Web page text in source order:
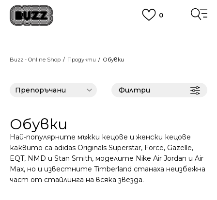
0
Вземи поръчката си от наш магазин
Buzz - Online Shop Продукти Обувки
Филтри
Обувки
Най-популярните мъжки кецове и женски кецове
каквито са adidas Originals Superstar, Force, Gazelle,
EQT, NMD и Stan Smith, моделите Nike Air Jordan и Air
Max, но и известните Timberland станаха неизбежна
част от стайлинга на всяка звезда.